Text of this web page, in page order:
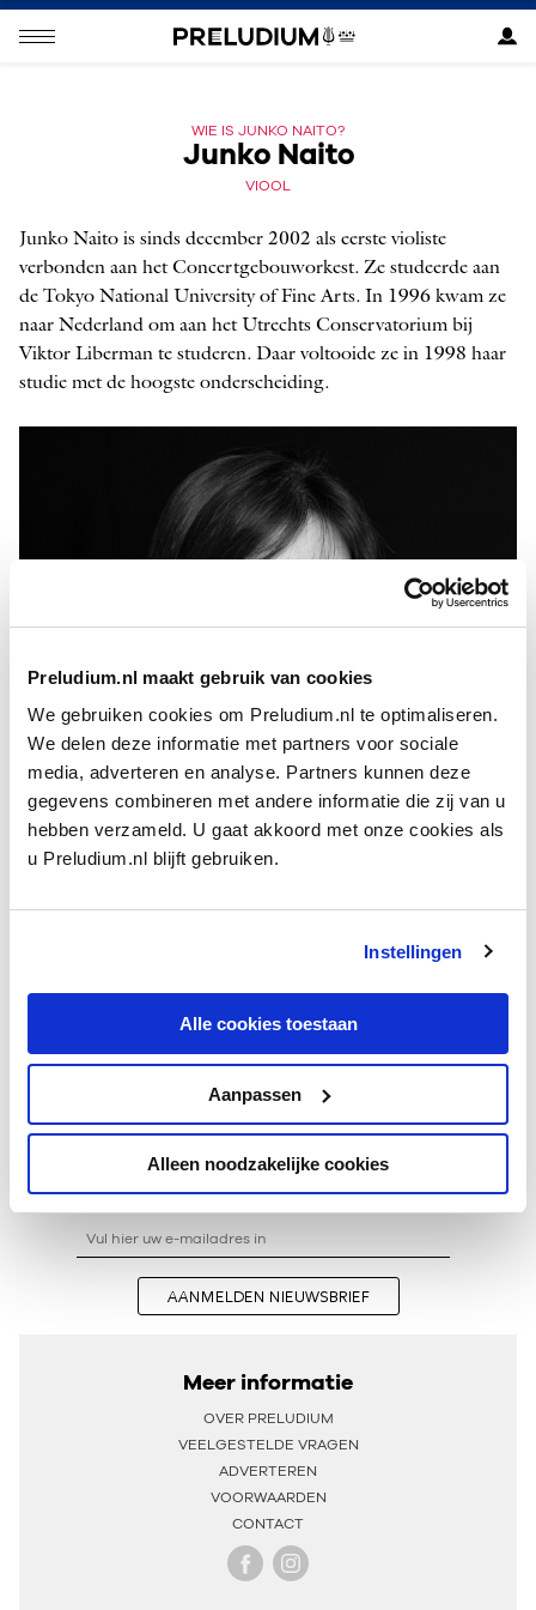
Preludium.nl maakt gebruik van cookies
We gebruiken cookies om Preludium.nl te optimaliseren.
We delen deze informatie met partners voor sociale
media, adverteren en analyse. Partners kunnen deze
gegevens combineren met andere informatie die zij van u
hebben verzameld. U gaat akkoord met onze cookies als
u Preludium.nl blijft gebruiken.
Instellingen
Alle cookies toestaan
Aanpassen
Alleen noodzakelijke cookies
WIE IS JUNKO NAITO?
Junko Naito
VIOOL
Junko Naito is sinds december 2002 als eerste violiste
verbonden aan het Concertgebouworkest. Ze studeerde aan
de Tokyo National University of Fine Arts. In 1996 kwam ze
naar Nederland om aan het Utrechts Conservatorium bij
Viktor Liberman te studeren. Daar voltooide ze in 1998 haar
studie met de hoogste onderscheiding.
Junko Naito
FOTO: MLADEN PIKULIC
Nog tijdens haar studie won ze in Tokio de O.E.K.
solistenprijs en debuteerde ze in de prestigieuze Suntory Hall.
Als solist trad Junko Naito op met klassiek en modern
Duitsland. In september 2014 kreeg Junko Naito de Iwaki
Award, een prijs voor uitmuntende musici die ingesteld is ter
nagedachtenis aan Hiroyuki Iwaki.
BIJGEWERKT OP DINSDAG 25 FEBRUARI 2020
Ontvang één keer per maand onze beste artikelen
over klassieke muziek
AANMELDEN NIEUWSBRIEF
Meer informatie
OVER PRELUDIUM
VEELGESTELDE VRAGEN
ADVERTEREN
VOORWAARDEN
CONTACT